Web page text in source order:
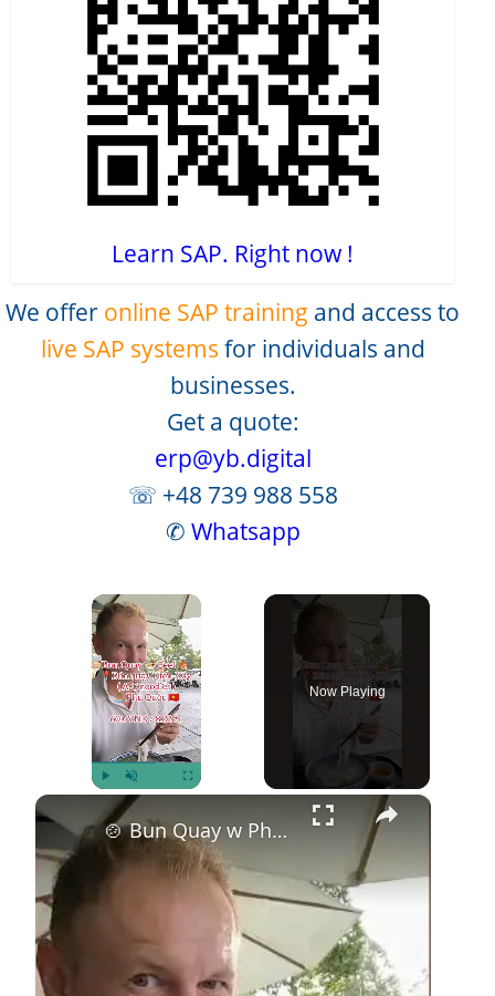
Learn SAP. Right now !
We offer online SAP training and access to
live SAP systems for individuals and
businesses.
Get a quote:
erp@yb.digital
☏ +48 739 988 558
✆ Whatsapp
×
Unmute
Now Playing
×
🍲 Bun Quay w Phu Quoc – Smak, który musisz poznać! 🌶️